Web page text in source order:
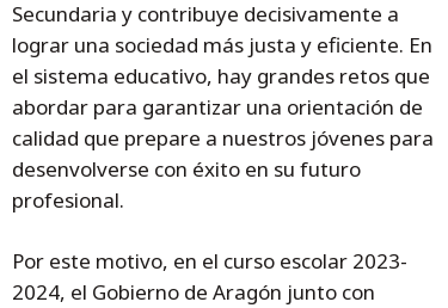
Secundaria y contribuye decisivamente a
lograr una sociedad más justa y eficiente. En
el sistema educativo, hay grandes retos que
abordar para garantizar una orientación de
calidad que prepare a nuestros jóvenes para
desenvolverse con éxito en su futuro
profesional.
Por este motivo, en el curso escolar 2023-
2024, el Gobierno de Aragón junto con